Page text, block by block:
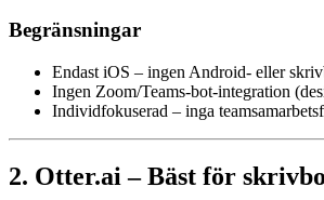
Begränsningar
Endast iOS – ingen Android- eller
Ingen Zoom/Teams-bot-integration
Individfokuserad – inga
2. Otter.ai – Bäst för